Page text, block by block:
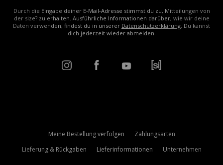
Durch die Eingabe deiner E-Mail-Adresse stimmst du zu, Mitteilungen von
der size? zu erhalten. Ausführliche Informationen darüber, wie wir deine
Daten verwenden, findest du in unserer Datenschutzerklärung. Du kannst
dich jederzeit wieder abmelden.
Meine Bestellung verfolgen
Zahlungsarten
Lieferung & Rückgaben
Lieferinformationen Unternehmen